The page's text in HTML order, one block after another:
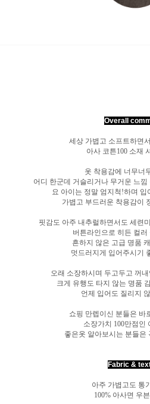
Overall
세상 가볍고 소프트하면
아사 코튼100 소재
옷 착용감에 너무너
어디 한군데 거슬리거나 무거운 느
요 아이는 정말 엄지척!하며 입
가볍고 부드러운 착용감이
핏감도 아주 내추럴하면서도 세련
버튼라인으로 히든 컬러
흔하지 않은 고급 명품
멋드러지게 입어주시기
오래 소장하시며 두고두고 꺼
크게 유행도 타지 않는 명품
언제 입어도 질리지
쇼핑 만렙이신 분들은 바
소장가치 100만점인
좋은옷 알아보시는 분들은
Fabric &
아주 가볍고도 통
100% 아사면 우